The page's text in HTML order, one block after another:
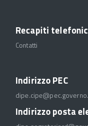
Recapiti
Contatti
Indirizzo PEC
Indirizzo posta